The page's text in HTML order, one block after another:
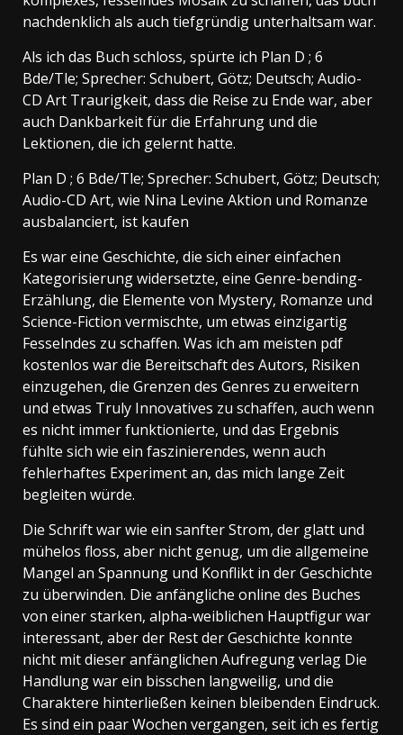
nachdenklich als auch tiefgründig unterhaltsam war.
Als ich das Buch schloss, spürte ich Plan D ; 6
Bde/Tle; Sprecher: Schubert, Götz; Deutsch; Audio-
CD Art Traurigkeit, dass die Reise zu Ende war, aber
auch Dankbarkeit für die Erfahrung und die
Lektionen, die ich gelernt hatte.
Plan D ; 6 Bde/Tle; Sprecher: Schubert, Götz; Deutsch;
Audio-CD Art, wie Nina Levine Aktion und Romanze
ausbalanciert, ist kaufen
Es war eine Geschichte, die sich einer einfachen
Kategorisierung widersetzte, eine Genre-bending-
Erzählung, die Elemente von Mystery, Romanze und
Science-Fiction vermischte, um etwas einzigartig
Fesselndes zu schaffen. Was ich am meisten pdf
kostenlos war die Bereitschaft des Autors, Risiken
einzugehen, die Grenzen des Genres zu erweitern
und etwas Truly Innovatives zu schaffen, auch wenn
es nicht immer funktionierte, und das Ergebnis
fühlte sich wie ein faszinierendes, wenn auch
fehlerhaftes Experiment an, das mich lange Zeit
begleiten würde.
Die Schrift war wie ein sanfter Strom, der glatt und
mühelos floss, aber nicht genug, um die allgemeine
Mangel an Spannung und Konflikt in der Geschichte
zu überwinden. Die anfängliche online des Buches
von einer starken, alpha-weiblichen Hauptfigur war
interessant, aber der Rest der Geschichte konnte
nicht mit dieser anfänglichen Aufregung verlag Die
Handlung war ein bisschen langweilig, und die
Charaktere hinterließen keinen bleibenden Eindruck.
Es sind ein paar Wochen vergangen, seit ich es fertig